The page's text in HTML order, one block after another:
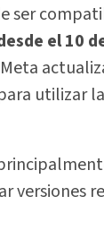
ser
el 10
utilizar
versiones